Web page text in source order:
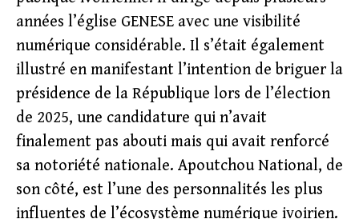
années l’église GENESE avec une visibilité
numérique considérable. Il s’était également
illustré en manifestant l’intention de briguer la
présidence de la République lors de l’élection
de 2025, une candidature qui n’avait
finalement pas abouti mais qui avait renforcé
sa notoriété nationale. Apoutchou National, de
son côté, est l’une des personnalités les plus
influentes de l’écosystème numérique ivoirien.